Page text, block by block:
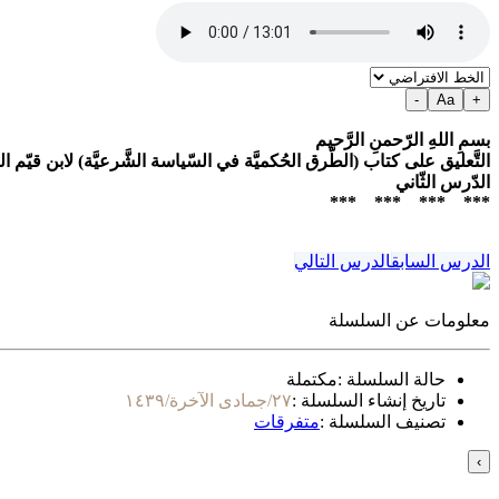
+
Aa
-
بسمِ اللهِ الرّحمنِ الرَّحيم
التَّعليق على كتاب (الطّرق الحُكميَّة في السّياسة الشَّرعيَّة) لابن قيّم
الدّرس الثّاني
*** *** *** ***
الدرس السابقالدرس التالي
معلومات عن السلسلة
حالة السلسلة :مكتملة
تاريخ إنشاء السلسلة :٢٧/جمادى الآخرة/١٤٣٩
تصنيف السلسلة :متفرقات
›